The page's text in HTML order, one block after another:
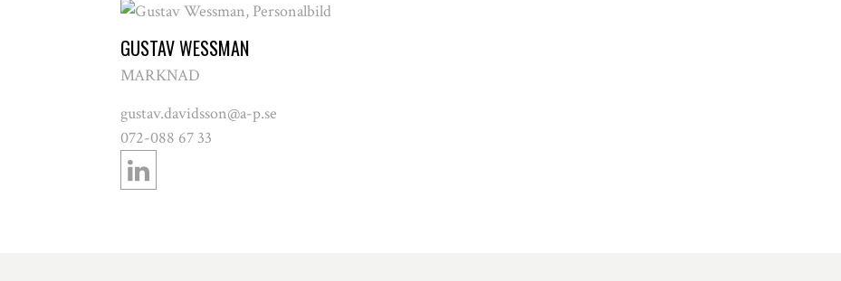
GUSTAV WESSMAN
MARKNAD
gustav.davidsson@a-p.se
072-088 67 33